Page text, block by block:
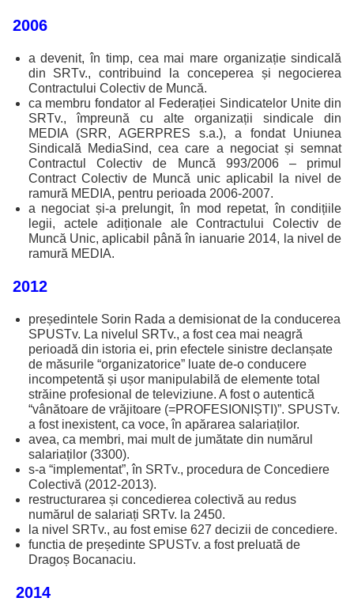
2006
a devenit, în timp, cea mai mare organizație sindicală
din SRTv., contribuind la conceperea și negocierea
Contractului Colectiv de Muncă.
ca membru fondator al Federației Sindicatelor Unite din
SRTv., împreună cu alte organizații sindicale din
MEDIA (SRR, AGERPRES s.a.), a fondat Uniunea
Sindicală MediaSind, cea care a negociat și semnat
Contractul Colectiv de Muncă 993/2006 – primul
Contract Colectiv de Muncă unic aplicabil la nivel de
ramură MEDIA, pentru perioada 2006-2007.
a negociat și-a prelungit, în mod repetat, în condițiile
legii, actele adiționale ale Contractului Colectiv de
Muncă Unic, aplicabil până în ianuarie 2014, la nivel de
ramură MEDIA.
2012
președintele Sorin Rada a demisionat de la conducerea
SPUSTv. La nivelul SRTv., a fost cea mai neagră
perioadă din istoria ei, prin efectele sinistre declanșate
de măsurile “organizatorice” luate de-o conducere
incompetentă și ușor manipulabilă de elemente total
străine profesional de televiziune. A fost o autentică
“vânătoare de vrăjitoare (=PROFESIONIȘTI)”. SPUSTv.
a fost inexistent, ca voce, în apărarea salariaților.
avea, ca membri, mai mult de jumătate din numărul
salariaților (3300).
s-a “implementat”, în SRTv., procedura de Concediere
Colectivă (2012-2013).
restructurarea și concedierea colectivă au redus
numărul de salariați SRTv. la 2450.
la nivel SRTv., au fost emise 627 decizii de concediere.
functia de președinte SPUSTv. a fost preluată de
Dragoș Bocanaciu.
2014